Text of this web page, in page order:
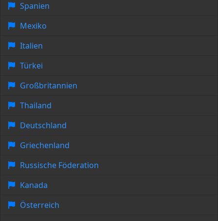
Spanien
Mexiko
Italien
Türkei
Großbritannien
Thailand
Deutschland
Griechenland
Russische Föderation
Kanada
Österreich